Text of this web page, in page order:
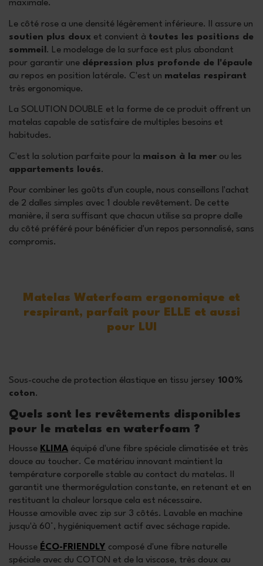
maximale.
Le côté rose a une densité légèrement inférieure. Il assure un
soutien plus doux et convient à toutes les positions de
sommeil . Le modelage de la surface est plus abondant
pour garantir une dépression plus profonde de l'épaule
au repos en position latérale. C'est un matelas respirant
très ergonomique.
La SOLUTION DOUBLE et la forme de ce produit offrent un
matelas capable de satisfaire de multiples besoins et
habitudes.
C'est la solution parfaite pour la maison à la mer ou les
appartements loués.
Pour combiner les goûts d'un couple, nous conseillons l'achat
de 2 dalles simples avec 1 double revêtement. De cette
manière, il sera suffisant que chacun utilise sa propre dalle
du côté préféré pour bénéficier d'un repos personnalisé, sans
compromis.
Matelas Waterfoam ergonomique et
respirant, parfait pour ELLE et aussi
pour LUI
Sous-couche de protection élastique en tissu jersey 100%
coton.
Quels sont les revêtements disponibles
pour le matelas en waterfoam ?
Housse KLIMA équipé d'une fibre spéciale climatisée et très
douce au toucher. Ce matériau innovant maintient la
température corporelle stable au contact du matelas. Il
garantit une thermorégulation constante, en retenant et en
restituant la chaleur lorsque cela est nécessaire.
Housse amovible avec zip sur 3 côtés. Lavable en machine
jusqu'à 60°, hygiéniquement actif avec séchage rapide.
Housse ÉCO-FRIENDLY composé d'une fibre naturelle
spéciale avec du COTON et de la viscose, très doux au